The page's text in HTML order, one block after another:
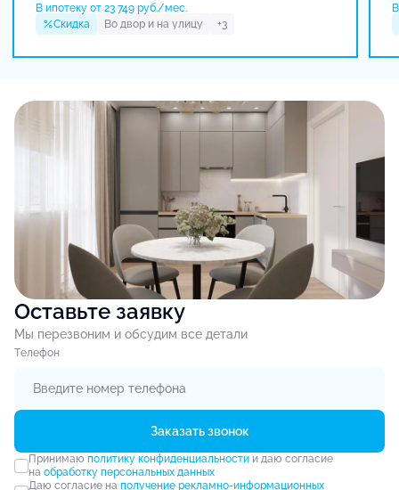
В ипотеку от 23 749 руб./мес.
Скидка
Во двор и на улицу +3
Оставьте заявку
Мы перезвоним и обсудим все детали
Tелефон
Заказать звонок
Принимаю политику конфиденциальностии даю согласие
на обработку персональных данных
Даю согласие на получение рекламно-информационных